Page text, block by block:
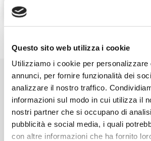
Questo sito web utilizza i cookie
Utilizziamo i cookie per personalizzare
annunci, per fornire funzionalità dei
analizzare il nostro traffico.
informazioni sul modo in cui utilizza il
nostri partner che si occupano di
pubblicità e social media, i quali
con altre informazioni che ha fornito
ORGANIZZA
IL TUO VIAGGIO
La tua vacanza nella Valle